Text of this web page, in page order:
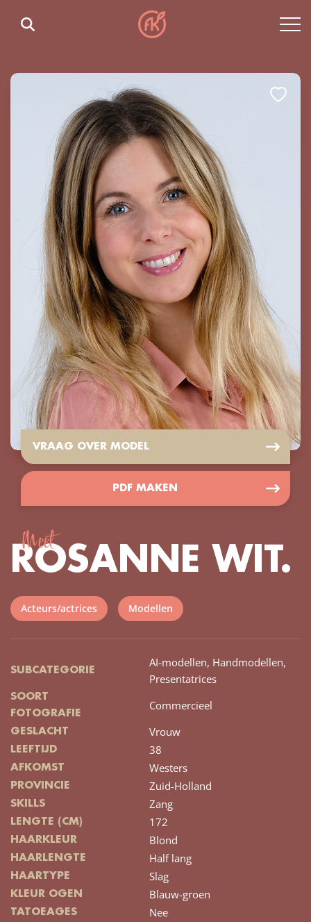
VRAAG OVER MODEL
PDF MAKEN
Meet
ROSANNE WIT.
Acteurs/actrices Modellen
SUBCATEGORIE
AI-modellen, Handmodellen,
Presentatrices
SOORT
FOTOGRAFIE
Commercieel
GESLACHT Vrouw
LEEFTIJD 38
AFKOMST Westers
PROVINCIE Zuid-Holland
SKILLS Zang
LENGTE (CM) 172
HAARKLEUR Blond
HAARLENGTE Half lang
HAARTYPE Slag
KLEUR OGEN Blauw-groen
TATOEAGES Nee